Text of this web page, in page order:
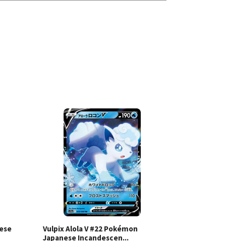
Ver detalles
Vulpix Alola V #22 Pokémon
Japanese Incandescen...